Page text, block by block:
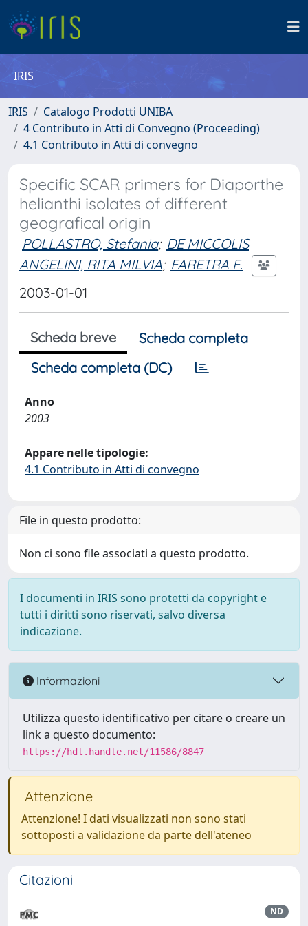
IRIS
IRIS
Catalogo Prodotti UNIBA
4 Contributo in Atti di Convegno (Proceeding)
4.1 Contributo in Atti di convegno
Specific SCAR primers for Diaporthe
helianthi isolates of different
geografical origin
POLLASTRO, Stefania; DE MICCOLIS
ANGELINI, RITA MILVIA; FARETRA F.
2003-01-01
Scheda breve
Scheda completa
Scheda completa (DC)
Anno
2003
Appare nelle tipologie:
4.1 Contributo in Atti di convegno
File in questo prodotto:
Non ci sono file associati a questo prodotto.
I documenti in IRIS sono protetti da copyright e
tutti i diritti sono riservati, salvo diversa
indicazione.
Informazioni
Utilizza questo identificativo per citare o creare un
link a questo documento:
https://hdl.handle.net/11586/8847
Attenzione
Attenzione! I dati visualizzati non sono stati
sottoposti a validazione da parte dell'ateneo
Citazioni
ND